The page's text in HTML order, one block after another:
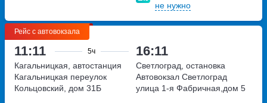
не нужно
Рейс с автовокзала
11:11 5ч 16:11
Кагальницкая, автостанция
Кагальницкая переулок
Кольцовский, дом 31Б
Светлоград, остановка
Автовокзал Светлоград
улица 1-я Фабричная,дом 5